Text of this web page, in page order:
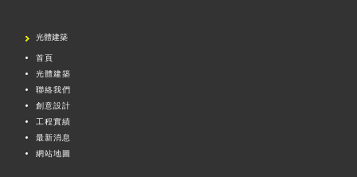
光體建築
首頁
光體建築
聯絡我們
創意設計
工程實績
最新消息
網站地圖